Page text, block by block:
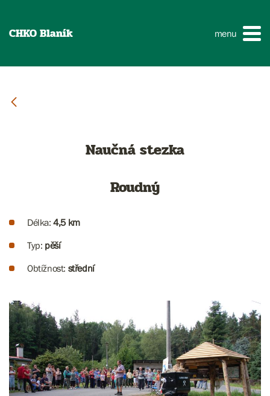
CHKO Blaník menu
Naučná stezka
Roudný
Délka:4,5 km
Typ: pěší
Obtížnost: střední